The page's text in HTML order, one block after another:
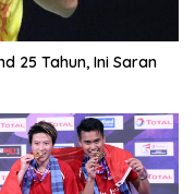
25 Tahun, Ini Saran